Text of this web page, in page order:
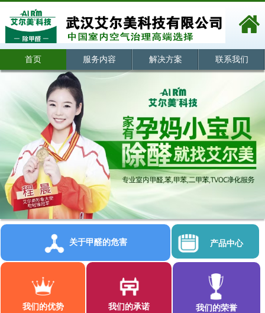
首页 服务内容 解决方案 联系我们
关于甲醛的危害 产品中心
我们的优势 我们的承诺 我们的荣誉